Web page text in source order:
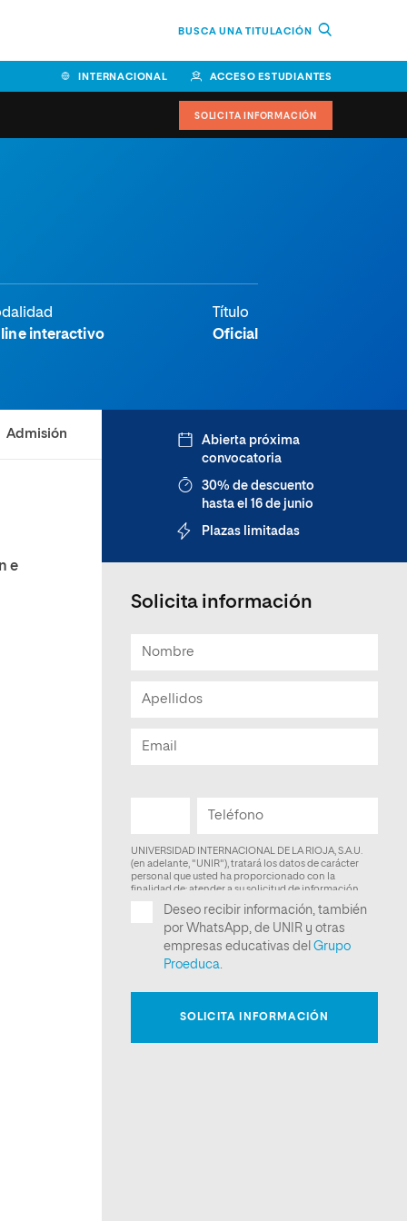
BUSCA UNA TITULACIÓN
INTERNACIONAL ACCESO ESTUDIANTES
SOLICITA INFORMACIÓN
interactivo
Título
Oficial
Admisión
e
Abierta próxima
convocatoria
30% de descuento
hasta el 16 de junio
Plazas limitadas
Solicita información